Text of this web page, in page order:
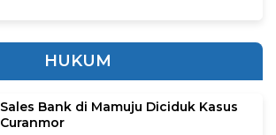
HUKUM
Sales Bank di Mamuju Diciduk Kasus
Curanmor